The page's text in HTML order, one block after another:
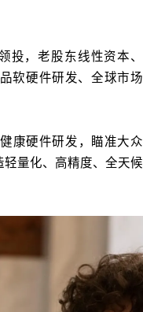
投，老股东线性资本、
软硬件研发、全球市场
康硬件研发，瞄准大众
轻量化、高精度、全天候